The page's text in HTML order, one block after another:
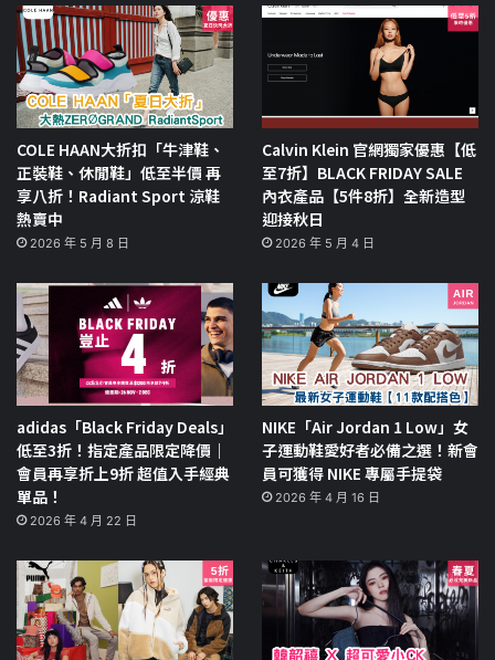
COLE HAAN大折扣「牛津鞋、
正裝鞋、休閒鞋」低至半價 再
享八折！Radiant Sport 涼鞋
熱賣中
2026 年 5 月 8 日
Calvin Klein 官網獨家優惠【低
至7折】BLACK FRIDAY SALE
內衣產品【5件8折】全新造型
迎接秋日
2026 年 5 月 4 日
adidas「Black Friday Deals」
低至3折！指定產品限定降價｜
會員再享折上9折 超值入手經典
單品！
2026 年 4 月 22 日
NIKE「Air Jordan 1 Low」女
子運動鞋愛好者必備之選！新會
員可獲得 NIKE 專屬手提袋
2026 年 4 月 16 日